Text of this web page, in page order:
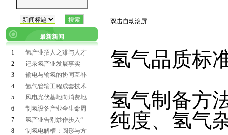
最新新闻
1
氢产业招人之难与人才
2
记录氢产业发展事实
3
输电与输氢的协同互补
4
氢气管输工程成套技术
5
风电光伏基地向消费地
6
制氢设备产业全生命周
7
氢产业告别炒作步入“
8
制氢电解槽：圆形与方
双击自动滚屏
氢气品质标
氢气制备方
纯度、氢气